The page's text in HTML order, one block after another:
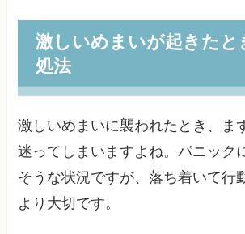
激しいめまいが起きたと
処法
激しいめまいに襲われたとき、ま
迷ってしまいますよね。パニック
そうな状況ですが、落ち着いて行
より大切です。